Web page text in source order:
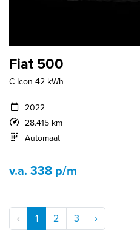
Fiat 500
C Icon 42 kWh
2022
28.415 km
Automaat
v.a. 338 p/m
‹ 1 2 3 ›